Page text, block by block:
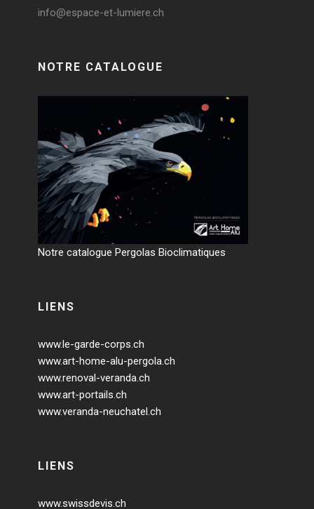
info@espace-et-lumiere.ch
NOTRE CATALOGUE
Notre catalogue Pergolas Bioclimatiques
LIENS
www.le-garde-corps.ch
www.art-home-alu-pergola.ch
www.renoval-veranda.ch
www.art-portails.ch
www.veranda-neuchatel.ch
LIENS
www.swissdevis.ch